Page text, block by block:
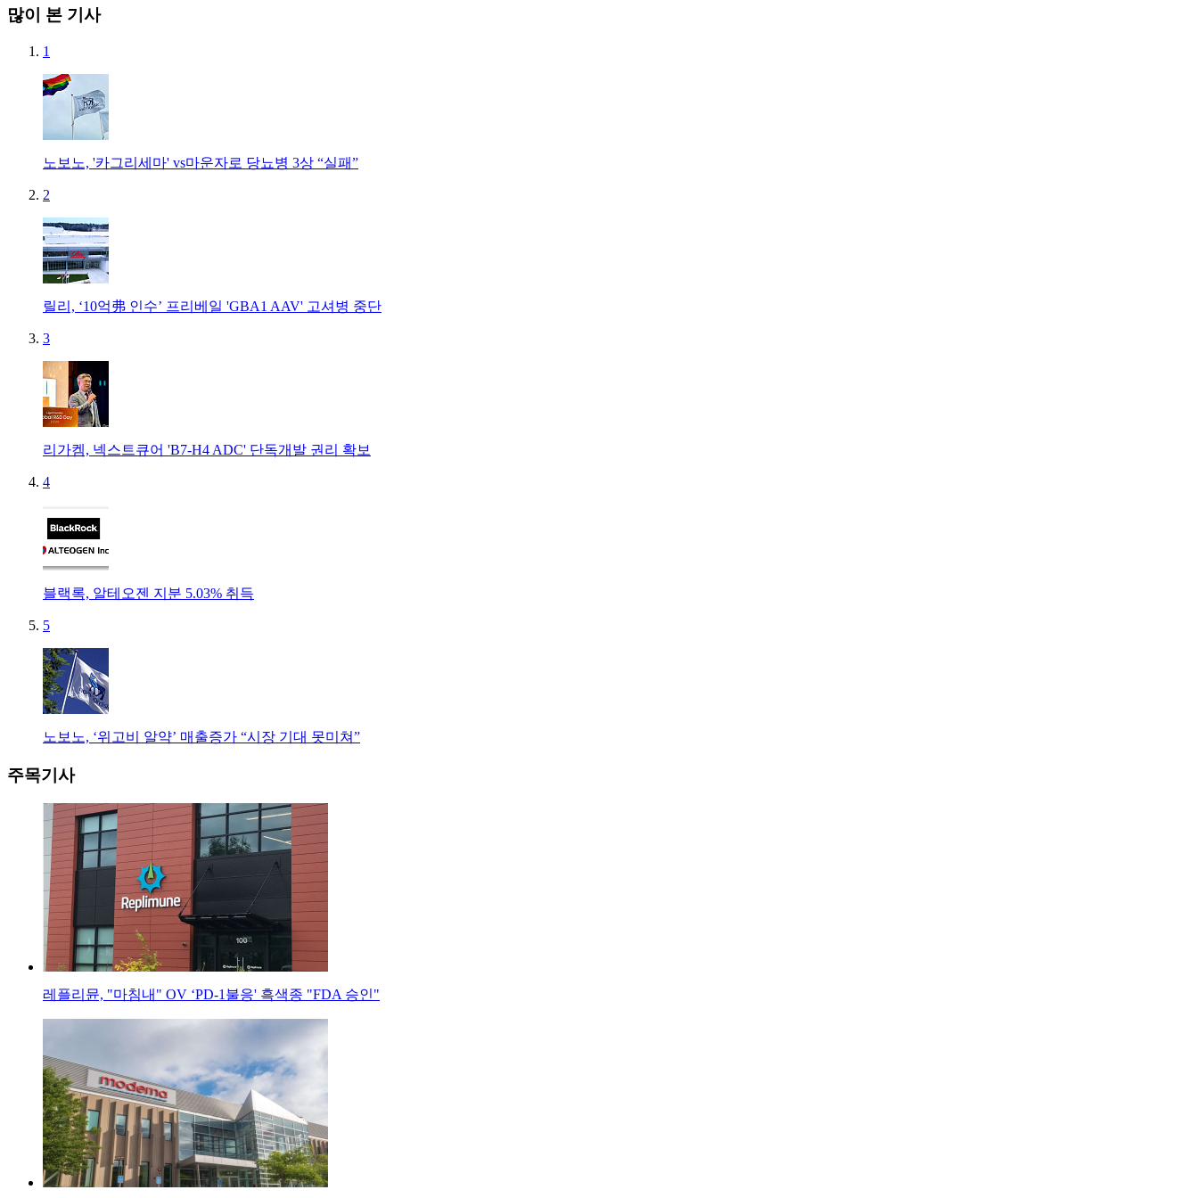
많이 본 기사
1
노보노, '카그리세마' vs마운자로 당뇨병 3상 “실패”
2
릴리, ‘10억弗 인수’ 프리베일 'GBA1 AAV' 고셔병 중단
3
리가켐, 넥스트큐어 'B7-H4 ADC' 단독개발 권리 확보
4
블랙록, 알테오젠 지분 5.03% 취득
5
노보노, ‘위고비 알약’ 매출증가 “시장 기대 못미쳐”
주목기사
레플리뮨, "마침내" OV ‘PD-1불응' 흑색종 "FDA 승인"